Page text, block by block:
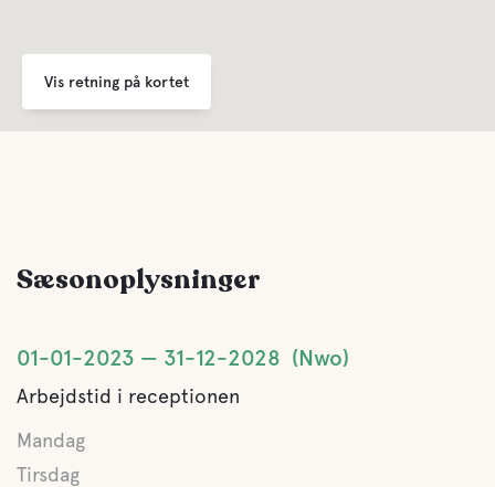
Vis retning på kortet
Sæsonoplysninger
01-01-2023 31-12-2028 Nwo
Arbejdstid i receptionen
Mandag
Tirsdag